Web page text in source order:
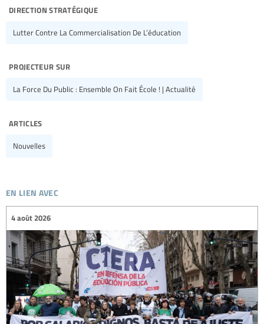
direction stratégique
Lutter Contre La Commercialisation De L’éducation
projecteur sur
La Force Du Public : Ensemble On Fait École ! | Actualité
articles
Nouvelles
en lien avec
4 août 2026